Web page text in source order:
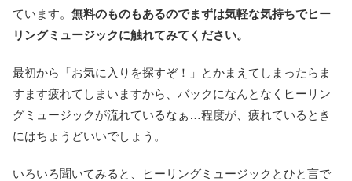
ています。 無料のものもあるのでまずは気軽な気持ちでヒー
リングミュージックに触れてみてください。
最初から「お気に入りを探すぞ！」とかまえてしまったらま
すます疲れてしまいますから、バックになんとなくヒーリン
グミュージックが流れているなぁ…程度が、疲れているとき
にはちょうどいいでしょう。
いろいろ聞いてみると、ヒーリングミュージックとひと言で